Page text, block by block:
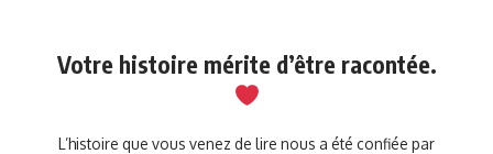
Votre histoire mérite d’être racontée.
L’histoire que vous venez de lire nous a été confiée par